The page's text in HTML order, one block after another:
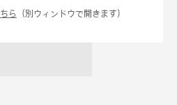
ら （別ウィンドウで開きます）